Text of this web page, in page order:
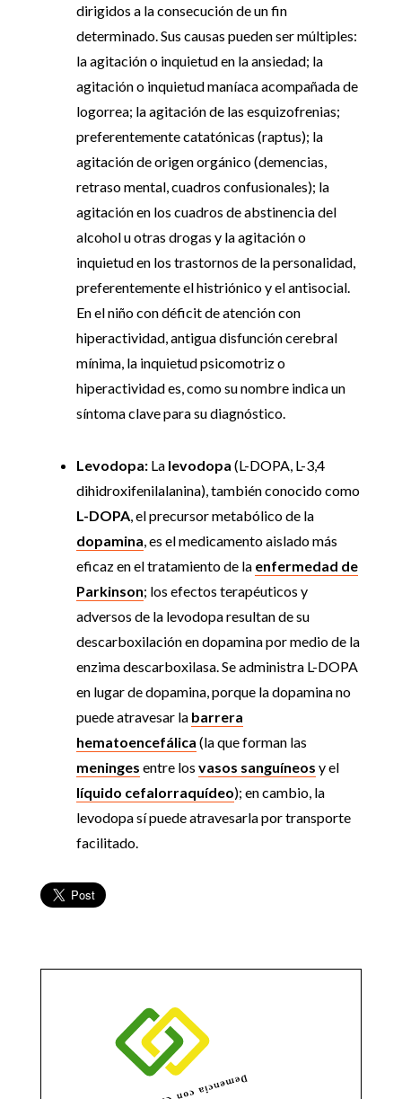
dirigidos a la consecución de un fin
determinado. Sus causas pueden ser múltiples:
la agitación o inquietud en la ansiedad; la
agitación o inquietud maníaca acompañada de
logorrea; la agitación de las esquizofrenias;
preferentemente catatónicas (raptus); la
agitación de origen orgánico (demencias,
retraso mental, cuadros confusionales); la
agitación en los cuadros de abstinencia del
alcohol u otras drogas y la agitación o
inquietud en los trastornos de la personalidad,
preferentemente el histriónico y el antisocial.
En el niño con déficit de atención con
hiperactividad, antigua disfunción cerebral
mínima, la inquietud psicomotriz o
hiperactividad es, como su nombre indica un
síntoma clave para su diagnóstico.
Levodopa: La levodopa (L-DOPA, L-3,4
dihidroxifenilalanina), también conocido como
L-DOPA, el precursor metabólico de la
dopamina, es el medicamento aislado más
eficaz en el tratamiento de la enfermedad de
Parkinson; los efectos terapéuticos y
adversos de la levodopa resultan de su
descarboxilación en dopamina por medio de la
enzima descarboxilasa. Se administra L-DOPA
en lugar de dopamina, porque la dopamina no
puede atravesar la barrera
hematoencefálica (la que forman las
meninges entre los vasos sanguíneos y el
líquido cefalorraquídeo); en cambio, la
levodopa sí puede atravesarla por transporte
facilitado.